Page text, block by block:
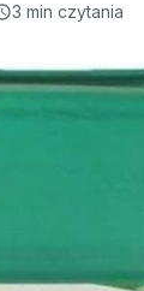
3 min czytania